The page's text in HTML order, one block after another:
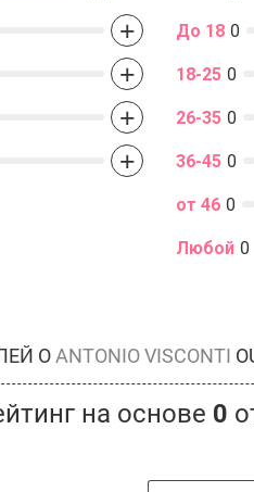
+
+
+
+
До 18 0
18-25 0
26-35 0
36-45 0
от 46 0
Любой 0
О ANTONIO VISCONTI
на основе 0